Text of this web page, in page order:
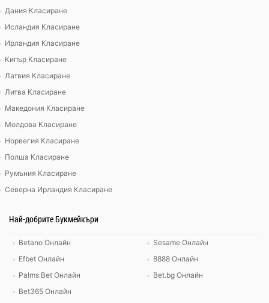
Дания Класиране
Исландия Класиране
Ирландия Класиране
Кипър Класиране
Латвия Класиране
Литва Класиране
Македония Класиране
Молдова Класиране
Норвегия Класиране
Полша Класиране
Румъния Класиране
Северна Ирландия Класиране
Най-добрите Букмейкъри
Betano Онлайн
Efbet Онлайн
Palms Bet Онлайн
Bet365 Онлайн
Sesame Онлайн
8888 Онлайн
Bet.bg Онлайн